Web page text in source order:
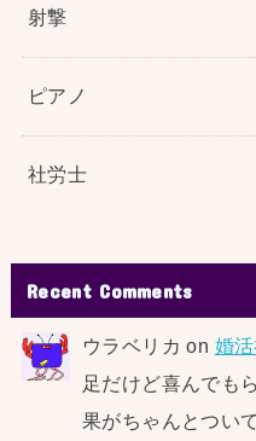
射撃
ピアノ
社労士
Recent Comments
ウラベリカ on 婚活
足だけど喜んでも
果がちゃんとつい